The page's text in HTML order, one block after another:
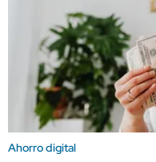
Ahorro digital